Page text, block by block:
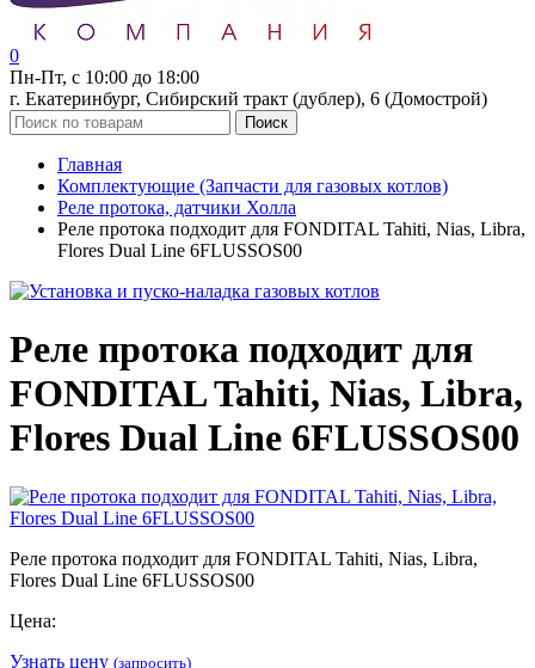
0
Пн-Пт, с 10:00 до 18:00
г. Екатеринбург, Сибирский тракт (дублер), 6 (Домострой)
Поиск
Главная
Комплектующие (Запчасти для газовых котлов)
Реле протока, датчики Холла
Реле протока подходит для FONDITAL Tahiti, Nias, Libra,
Flores Dual Line 6FLUSSOS00
Реле протока подходит для
FONDITAL Tahiti, Nias, Libra,
Flores Dual Line 6FLUSSOS00
Реле протока подходит для FONDITAL Tahiti, Nias, Libra,
Flores Dual Line 6FLUSSOS00
Цена:
Узнать цену (запросить)